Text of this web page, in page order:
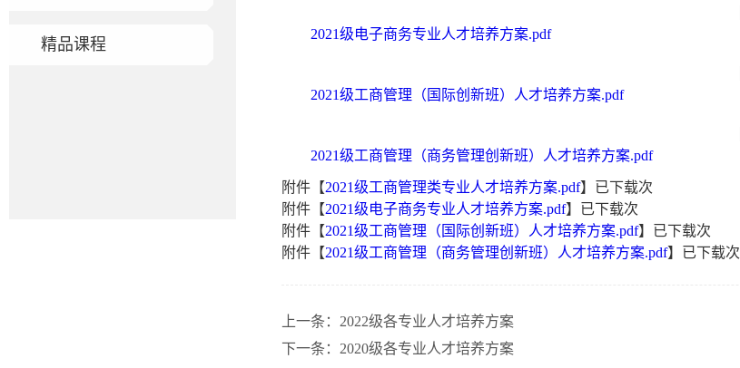
精品课程
2021级电子商务专业人才培养方案.pdf
2021级工商管理（国际创新班）人才培养方案.pdf
2021级工商管理（商务管理创新班）人才培养方案.pdf
附件【2021级工商管理类专业人才培养方案.pdf】已下载次
附件【2021级电子商务专业人才培养方案.pdf】已下载次
附件【2021级工商管理（国际创新班）人才培养方案.pdf】已下载次
附件【2021级工商管理（商务管理创新班）人才培养方案.pdf】已下载次
上一条： 2022级各专业人才培养方案
下一条： 2020级各专业人才培养方案